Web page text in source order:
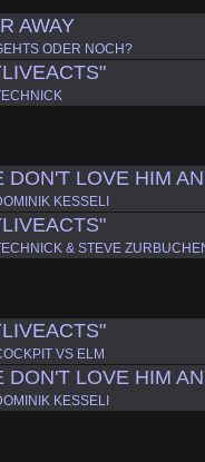
AWAY
ODER NOCH?
DON'T LOVE HIM
KESSELI
& STEVE
VS ELM
DON'T LOVE HIM
KESSELI